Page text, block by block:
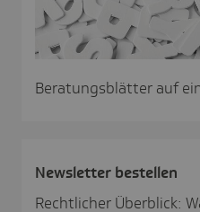
Beratungsblätter auf
News­letter bestellen
Rechtlicher Überblick: